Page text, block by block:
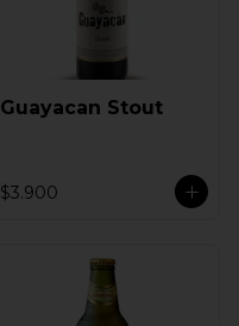
Guayacan Stout
$3.900